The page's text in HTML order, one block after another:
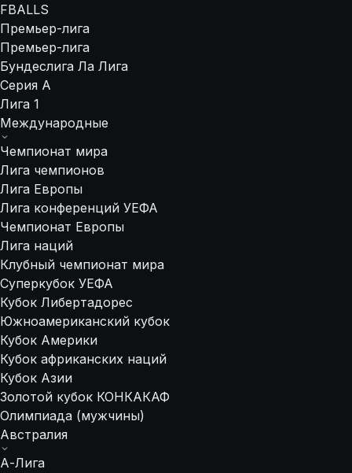
FBALLS
Премьер-лига
Премьер-лига
Бундеслига Ла Лига
Серия А
Лига 1
Международные
Чемпионат мира
Лига чемпионов
Лига Европы
Лига конференций УЕФА
Чемпионат Европы
Лига наций
Клубный чемпионат мира
Суперкубок УЕФА
Кубок Либертадорес
Южноамериканский кубок
Кубок Америки
Кубок африканских наций
Кубок Азии
Золотой кубок КОНКАКАФ
Олимпиада (мужчины)
Австралия
А-Лига